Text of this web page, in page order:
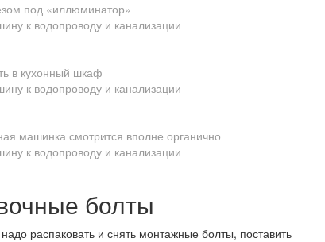
под «иллюминатор»
в кухонный шкаф
машинка смотрится вполне органично
болты
распаковать и снять монтажные болты, поставить